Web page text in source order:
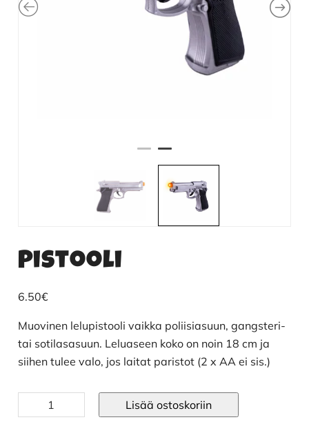
Pistooli
6.50€
Muovinen lelupistooli vaikka poliisiasuun, gangsteri-
tai sotilasasuun. Leluaseen koko on noin 18 cm ja
siihen tulee valo, jos laitat paristot (2 x AA ei sis.)
määrä
Lisää ostoskoriin